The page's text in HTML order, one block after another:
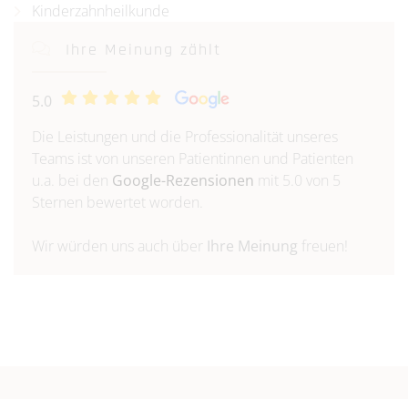
Kinderzahnheilkunde
Ihre Meinung zählt
5.0
Die Leistungen und die Professionalität unseres
Teams ist von unseren Patientinnen und Patienten
u.a. bei den Google-Rezensionen mit 5.0 von 5
Sternen bewertet worden.
Wir würden uns auch über Ihre Meinung freuen!